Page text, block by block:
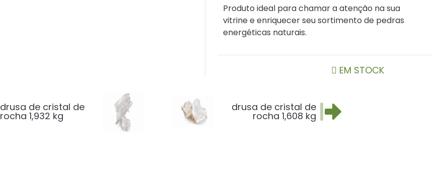
Produto ideal para chamar a atenção na sua
vitrine e enriquecer seu sortimento de pedras
energéticas naturais.
EM STOCK
drusa de cristal de
rocha 1,932 kg
drusa de cristal de
rocha 1,608 kg